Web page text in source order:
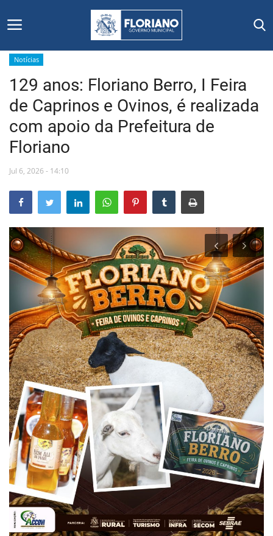
Início
Editais
Floriano
Secretarias e Órgãos
Mural de Licitações
Notícias
Vídeos
Webmail
Contato
Notícias
129 anos: Floriano Berro, I Feira
de Caprinos e Ovinos, é realizada
com apoio da Prefeitura de
Floriano
Jul 6, 2026 - 14:10